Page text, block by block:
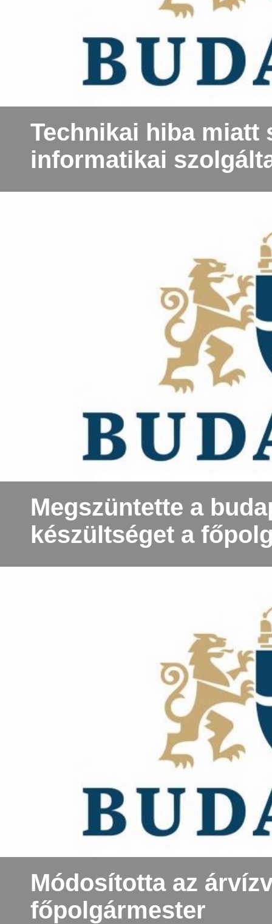
Technikai hiba miatt
informatikai
Megszüntette a
készültséget a
Módosította az
főpolgármester